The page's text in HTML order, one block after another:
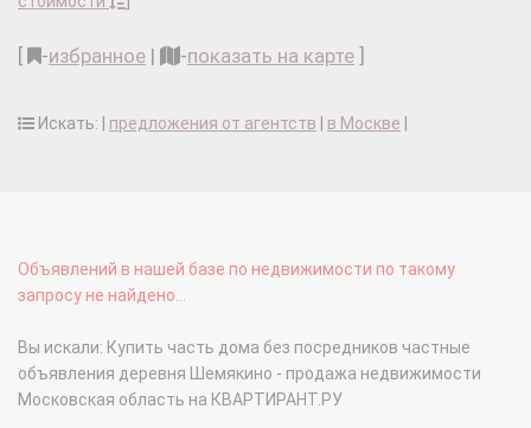
-избранное | -показать на карте
Искать: | предложения от агентств в Москве
Объявлений в нашей базе по недвижимости по такому
запросу не найдено...
Вы искали: Купить часть дома без посредников частные
объявления деревня Шемякино - продажа недвижимости
Московская область на КВАРТИРАНТ.РУ